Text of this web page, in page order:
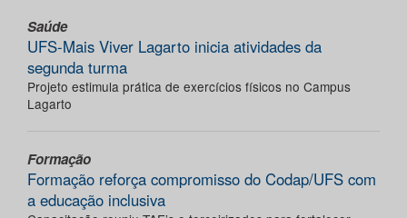
Saúde
UFS-Mais Viver Lagarto inicia atividades da
segunda turma
Projeto estimula prática de exercícios físicos no Campus
Lagarto
Formação
Formação reforça compromisso do Codap/UFS com
a educação inclusiva